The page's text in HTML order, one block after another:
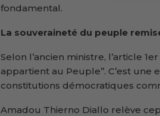
fondamental.
La souveraineté du peuple
Selon l’ancien ministre, l’article
appartient au Peuple’’. C’est
constitutions démocratiques
Amadou Thierno Diallo relève